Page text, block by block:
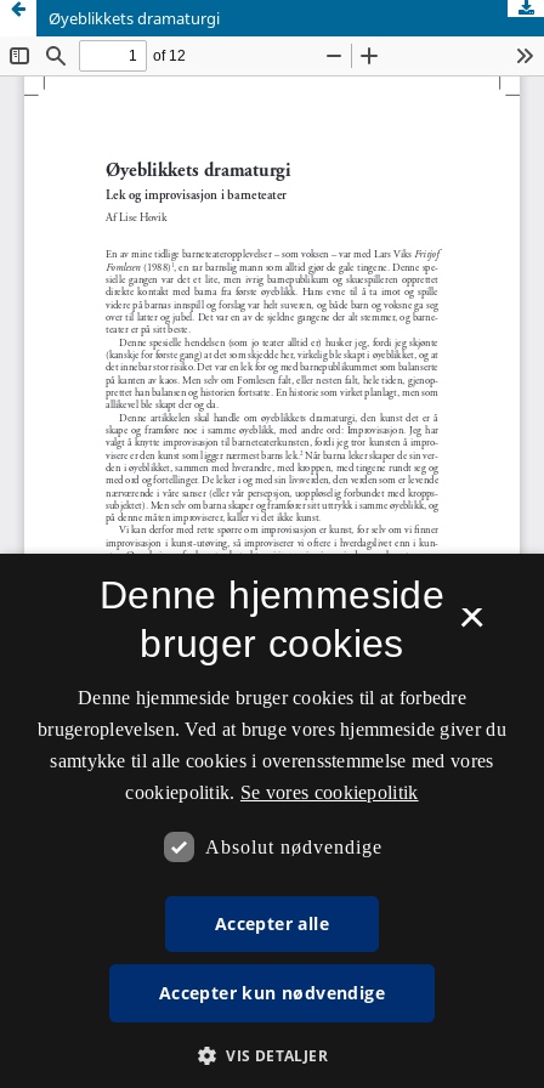
Øyeblikkets dramaturgi
×
Denne hjemmeside
bruger cookies
Denne hjemmeside bruger cookies til at forbedre
brugeroplevelsen. Ved at bruge vores hjemmeside giver du
samtykke til alle cookies i overensstemmelse med vores
cookiepolitik. Se vores cookiepolitik
Absolut nødvendige
Accepter alle
Accepter kun nødvendige
VIS DETALJER